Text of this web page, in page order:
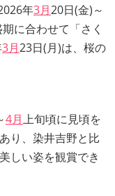
年3月20日(金)～
に合わせて「さく
3月23日(月)は、桜の
4月上旬頃に見頃を
り、染井吉野と比
しい姿を観賞でき